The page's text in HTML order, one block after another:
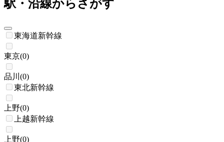
駅・沿線からさがす
東海道新幹線
東京(0)
品川 (0)
東北新幹線
上野(0)
上越新幹線
上野(0)